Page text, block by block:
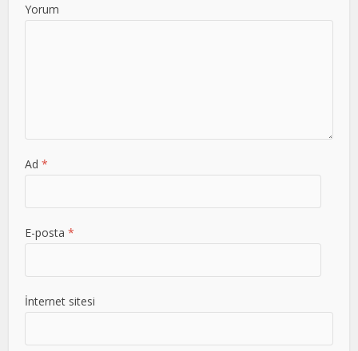
Yorum
Ad*
E-posta*
İnternet sitesi